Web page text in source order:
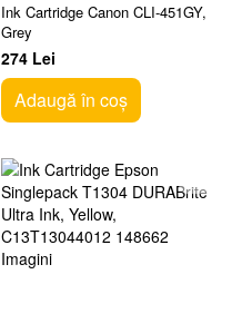
Ink Cartridge Canon CLI-451GY,
Grey
274 Lei
Adaugă în coș